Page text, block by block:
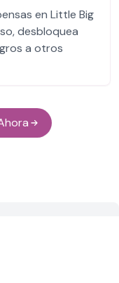
en Little Big
desbloquea
a otros